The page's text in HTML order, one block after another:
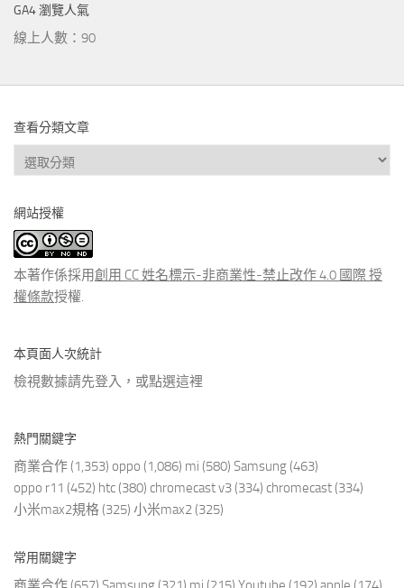
GA4 瀏覽人氣
線上人數：90
查看分類文章
查
看
類
文
章
網站授權
本著作係採用創用 CC 姓名標示-非商業性-禁止改作 4.0 國際 授
權條款授權.
本頁面人次統計
檢視數據請先登入，或點選這裡
熱門關鍵字
商業合作 (1,353) oppo (1,086) mi (580) Samsung (463)
oppo r11 (452) htc (380) chromecast v3 (334) chromecast (334)
小米max2規格 (325) 小米max2 (325)
常用關鍵字